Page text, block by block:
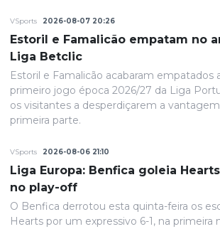
VSports 2026-08-07 20:26
Estoril e Famalicão empatam no
Liga Betclic
Estoril e Famalicão acabaram empatados
primeiro jogo época 2026/27 da Liga
os visitantes a desperdiçarem a
primeira parte.
VSports 2026-08-06 21:10
Liga Europa: Benfica goleia
no play-off
O Benfica derrotou esta quinta-feira os
Hearts por um expressivo 6-1, na primeira